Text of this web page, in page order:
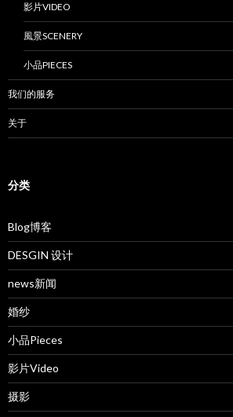
影片VIDEO
風景SCENERY
小品PIECES
我们的服务
关于
分类
Blog博客
DESGIN 设计
news新闻
婚纱
小品Pieces
影片Video
摄影